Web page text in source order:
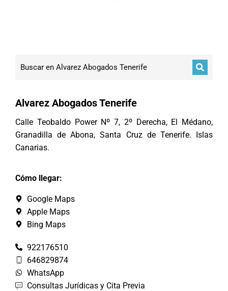
Alvarez Abogados Tenerife
Calle Teobaldo Power Nº 7, 2º Derecha, El Médano,
Granadilla de Abona, Santa Cruz de Tenerife. Islas
Canarias.
Cómo llegar:
Google Maps
Apple Maps
Bing Maps
922176510
646829874
WhatsApp
Consultas Jurídicas y Cita Previa